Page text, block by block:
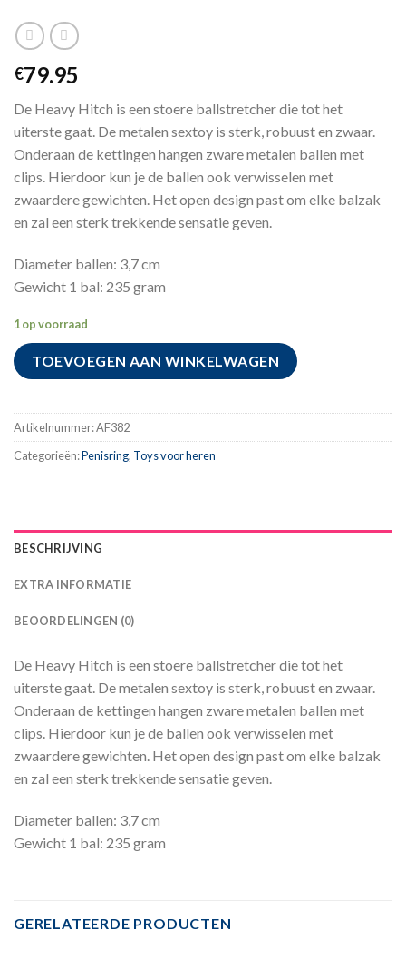
€79.95
De Heavy Hitch is een stoere ballstretcher die tot het
uiterste gaat. De metalen sextoy is sterk, robuust en zwaar.
Onderaan de kettingen hangen zware metalen ballen met
clips. Hierdoor kun je de ballen ook verwisselen met
zwaardere gewichten. Het open design past om elke balzak
en zal een sterk trekkende sensatie geven.
Diameter ballen: 3,7 cm
Gewicht 1 bal: 235 gram
1 op voorraad
TOEVOEGEN AAN WINKELWAGEN
Artikelnummer:AF382
Categorieën:Penisring, Toys voor heren
BESCHRIJVING
EXTRA INFORMATIE
BEOORDELINGEN (0)
De Heavy Hitch is een stoere ballstretcher die tot het
uiterste gaat. De metalen sextoy is sterk, robuust en zwaar.
Onderaan de kettingen hangen zware metalen ballen met
clips. Hierdoor kun je de ballen ook verwisselen met
zwaardere gewichten. Het open design past om elke balzak
en zal een sterk trekkende sensatie geven.
Diameter ballen: 3,7 cm
Gewicht 1 bal: 235 gram
GERELATEERDE PRODUCTEN